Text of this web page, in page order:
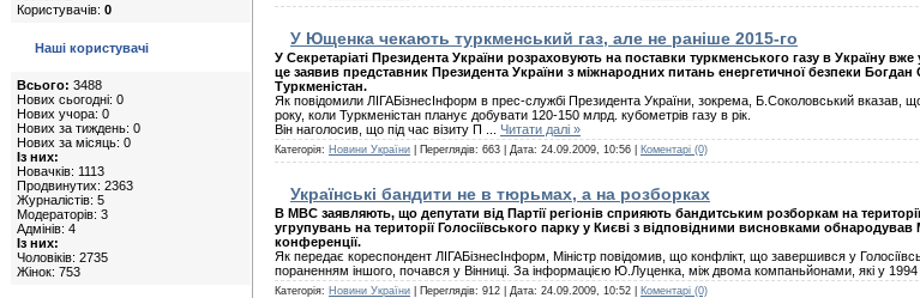
Користувачів: 0
Наші користувачі
Всього: 3488
Нових сьогодні: 0
Нових учора: 0
Нових за тиждень: 0
Нових за місяць: 0
Із них:
Новачків: 1113
Продвинутих: 2363
Журналістів: 5
Модераторів: 3
Адмінів: 4
Із них:
Чоловіків: 2735
Жінок: 753
У Ющенка чекають туркменський газ, але не раніше 2015-го
У Секретаріаті Президента України розраховують на поставки туркменського газу в Україну
це заявив представник Президента України з міжнародних питань енергетичної безпеки
Туркменістан.
Як повідомили ЛІГАБізнесІнформ в прес-службі Президента України, зокрема, Б.Соколовський вказав,
року, коли Туркменістан планує добувати 120-150 млрд. кубометрів газу в рік.
Він наголосив, що під час візиту П
Читати далі »
Категорія: Новини України | Переглядів: 663 | Дата: 24.09.2009, 10:56 Коментарі (0)
Українські бандити не в тюрьмах, а на розборках
В МВС заявляють, що депутати від Партії регіонів сприяють бандитським розборкам на
угрупувань на території Голосіївського парку у Києві з відповідними висновками
конференції.
Як передає кореспондент ЛІГАБізнесІнформ, Міністр повідомив, що конфлікт, що завершився у
пораненням іншого, почався у Вінниці. За інформацією Ю.Луценка, між двома компаньйонами, які у 1994
Категорія: Новини України | Переглядів: 912 | Дата: 24.09.2009, 10:52 Коментарі (0)